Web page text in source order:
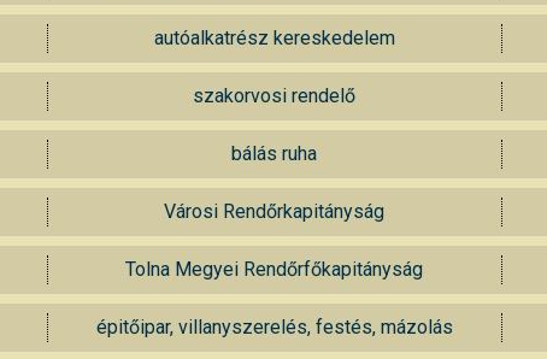
autóalkatrész kereskedelem
szakorvosi rendelő
bálás ruha
Városi Rendőrkapitányság
Tolna Megyei Rendőrfőkapitányság
épitőipar, villanyszerelés, festés, mázolás